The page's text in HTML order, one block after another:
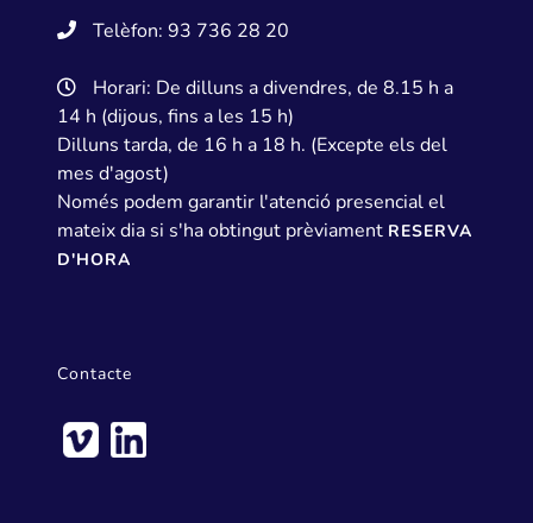
Telèfon: 93 736 28 20
Horari: De dilluns a divendres, de 8.15 h a
14 h (dijous, fins a les 15 h)
Dilluns tarda, de 16 h a 18 h. (Excepte els del
mes d'agost)
Només podem garantir l'atenció presencial el
mateix dia si s'ha obtingut prèviament RESERVA
D'HORA
Contacte